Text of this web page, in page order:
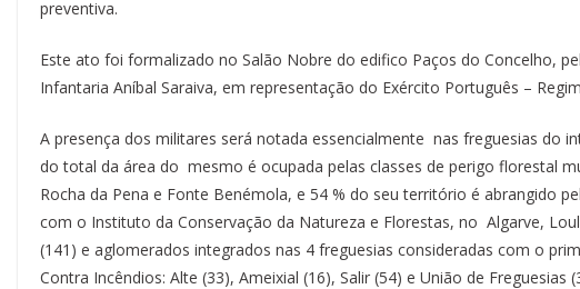
preventiva.
Este ato foi formalizado no Salão Nobre do edifico Paços do Concelho,
Infantaria Aníbal Saraiva, em representação do Exército Português –
A presença dos militares será notada essencialmente nas freguesias do
do total da área do mesmo é ocupada pelas classes de perigo florestal
Rocha da Pena e Fonte Benémola, e 54 % do seu território é abrangido
com o Instituto da Conservação da Natureza e Florestas, no Algarve,
(141) e aglomerados integrados nas 4 freguesias consideradas com o
Contra Incêndios: Alte (33), Ameixial (16), Salir (54) e União de Freguesias